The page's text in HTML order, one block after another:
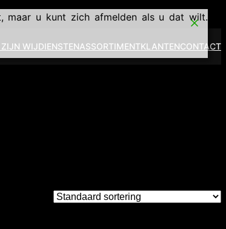
WIJDIENSTENASSORTIMENTKLANTENCONTACT
maar u kunt zich afmelden als u dat wilt.